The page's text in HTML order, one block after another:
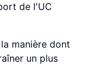
de l'UC
manière dont
un plus